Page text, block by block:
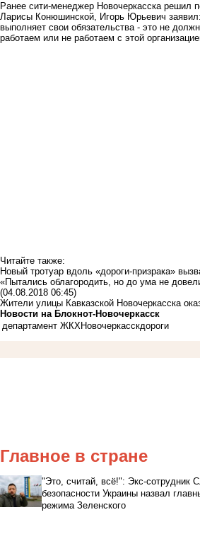
Ранее сити-менеджер Новочеркасска решил
Ларисы Конюшинской, Игорь Юрьевич
выполняет свои обязательства - это не
работаем или не работаем с этой
Читайте также:
Новый тротуар вдоль «дороги-призрака»
«Пытались облагородить, но до ума не
(04.08.2018 06:45)
Жители улицы Кавказской Новочеркасска
Новости на Блoкнoт-Новочеркасск
департамент ЖКХНовочеркасскдороги
Главное в стране
"Это, считай, всё!": Экс-сотрудник
безопасности Украины назвал
режима Зеленского